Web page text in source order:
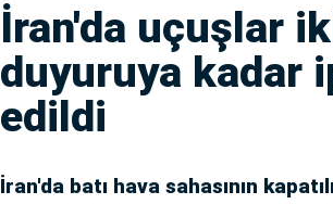
İran'da uçuşlar
duyuruya kadar
edildi
İran'da batı hava sahasının